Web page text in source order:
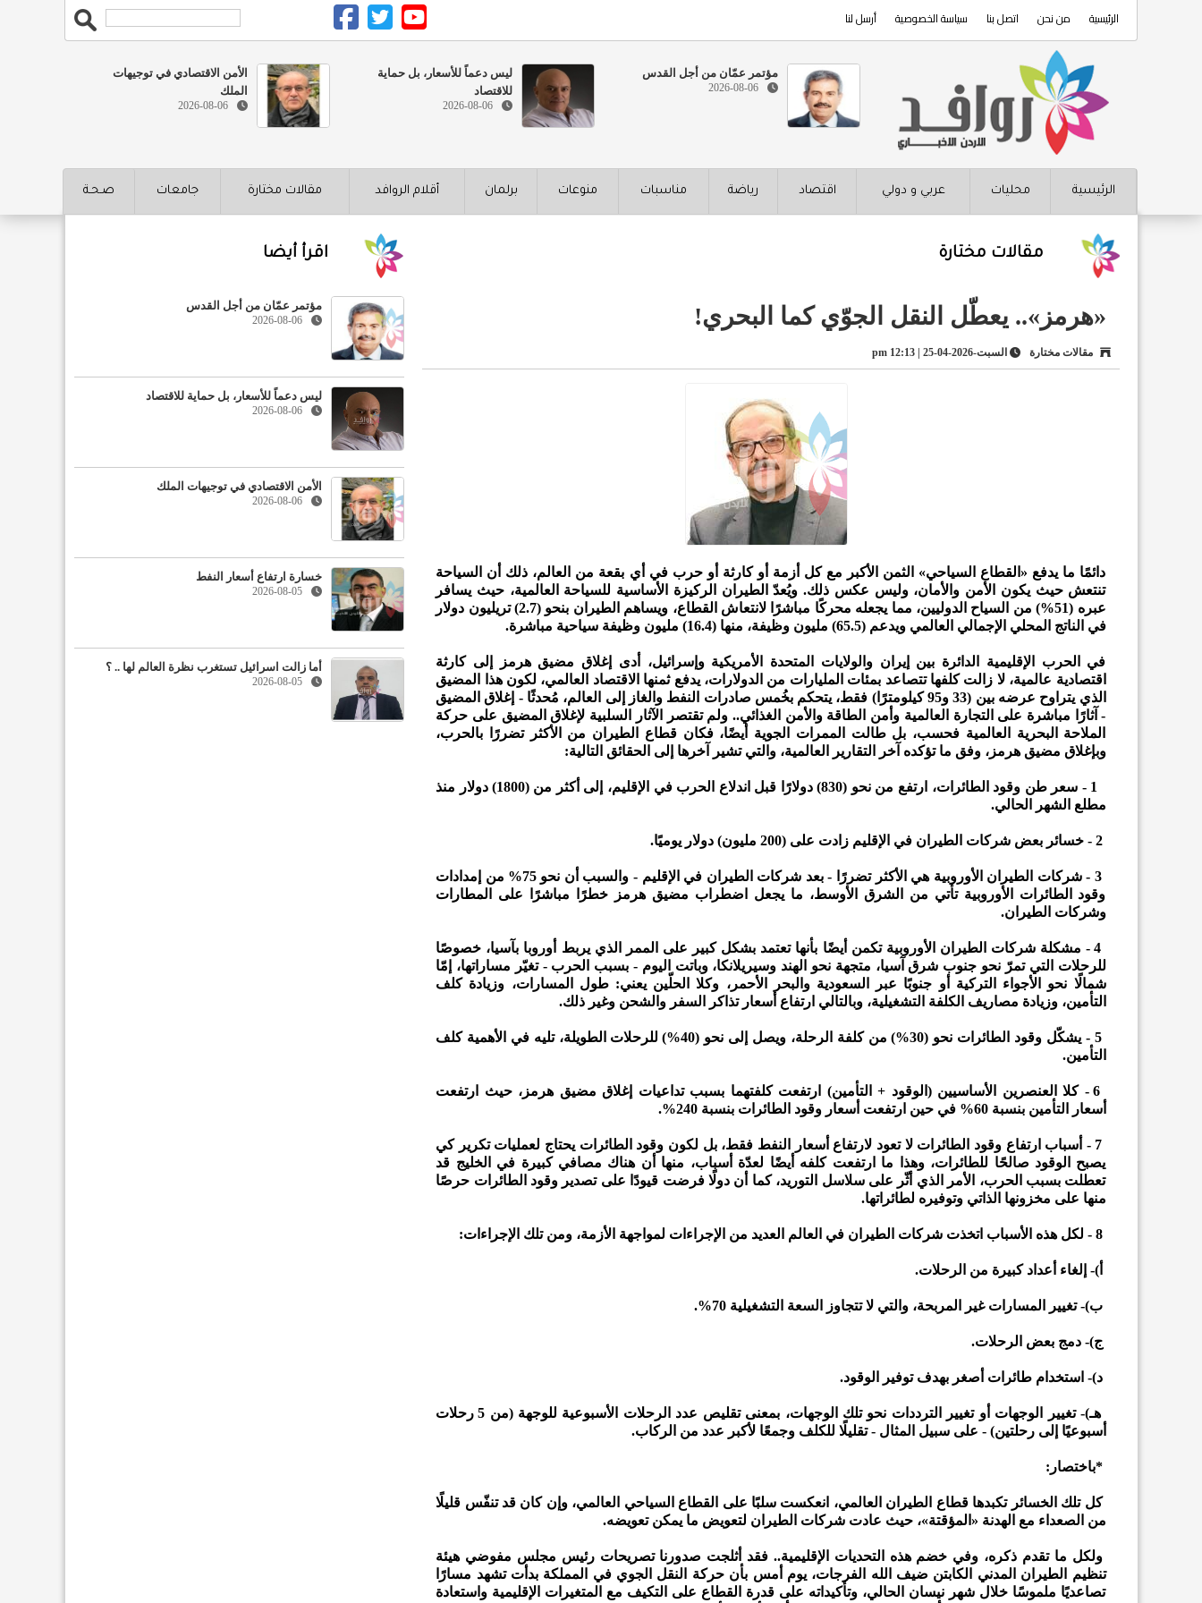
الرئيسية من نحن اتصل بنا سياسة الخصوصية أرسل لنا
مؤتمر عمّان من أجل القدس
2026-08-06
ليس دعماً للأسعار، بل حماية
للاقتصاد
2026-08-06
الأمن الاقتصادي في توجيهات
الملك
2026-08-06
الرئيسية محليات عربي و دولي اقتصاد رياضة مناسبات منوعات برلمان أقلام الروافد مقالات مختارة جامعات صـحـة
مقالات مختارة
«هرمز».. يعطّل النقل الجوّي كما البحري!
مقالات مختارة السبت-2026-04-25 | 12:13 pm
دائمًا ما يدفع «القطاع السياحي» الثمن الأكبر مع كل أزمة أو كارثة أو حرب في أي بقعة من العالم، ذلك أن السياحة
تنتعش حيث يكون الأمن والأمان، وليس عكس ذلك. ويُعدّ الطيران الركيزة الأساسية للسياحة العالمية، حيث يسافر
عبره (51%) من السياح الدوليين، مما يجعله محركًا مباشرًا لانتعاش القطاع، ويساهم الطيران بنحو (2.7) تريليون دولار
في الناتج المحلي الإجمالي العالمي ويدعم (65.5) مليون وظيفة، منها (16.4) مليون وظيفة سياحية مباشرة.
في الحرب الإقليمية الدائرة بين إيران والولايات المتحدة الأمريكية وإسرائيل، أدى إغلاق مضيق هرمز إلى كارثة
اقتصادية عالمية، لا زالت كلفها تتصاعد بمئات المليارات من الدولارات، يدفع ثمنها الاقتصاد العالمي، لكون هذا المضيق
الذي يتراوح عرضه بين (33 و95 كيلومترًا) فقط، يتحكم بخُمس صادرات النفط والغاز إلى العالم، مُحدثًا - إغلاق المضيق
- آثارًا مباشرة على التجارة العالمية وأمن الطاقة والأمن الغذائي.. ولم تقتصر الآثار السلبية لإغلاق المضيق على حركة
الملاحة البحرية العالمية فحسب، بل طالت الممرات الجوية أيضًا، فكان قطاع الطيران من الأكثر تضررًا بالحرب،
وبإغلاق مضيق هرمز، وفق ما تؤكده آخر التقارير العالمية، والتي تشير آخرها إلى الحقائق التالية:
1 - سعر طن وقود الطائرات، ارتفع من نحو (830) دولارًا قبل اندلاع الحرب في الإقليم، إلى أكثر من (1800) دولار منذ
مطلع الشهر الحالي.
2 - خسائر بعض شركات الطيران في الإقليم زادت على (200 مليون) دولار يوميًا.
3 - شركات الطيران الأوروبية هي الأكثر تضررًا - بعد شركات الطيران في الإقليم - والسبب أن نحو 75% من إمدادات
وقود الطائرات الأوروبية تأتي من الشرق الأوسط، ما يجعل اضطراب مضيق هرمز خطرًا مباشرًا على المطارات
وشركات الطيران.
4 - مشكلة شركات الطيران الأوروبية تكمن أيضًا بأنها تعتمد بشكل كبير على الممر الذي يربط أوروبا بآسيا، خصوصًا
للرحلات التي تمرّ نحو جنوب شرق آسيا، متجهة نحو الهند وسيريلانكا، وباتت اليوم - بسبب الحرب - تغيّر مساراتها، إمّا
شمالًا نحو الأجواء التركية أو جنوبًا عبر السعودية والبحر الأحمر، وكلا الحلّين يعني: طول المسارات، وزيادة كلف
التأمين، وزيادة مصاريف الكلفة التشغيلية، وبالتالي ارتفاع أسعار تذاكر السفر والشحن وغير ذلك.
5 - يشكّل وقود الطائرات نحو (30%) من كلفة الرحلة، ويصل إلى نحو (40%) للرحلات الطويلة، تليه في الأهمية كلف
التأمين.
6 - كلا العنصرين الأساسيين (الوقود + التأمين) ارتفعت كلفتهما بسبب تداعيات إغلاق مضيق هرمز، حيث ارتفعت
أسعار التأمين بنسبة 60% في حين ارتفعت أسعار وقود الطائرات بنسبة 240%.
7 - أسباب ارتفاع وقود الطائرات لا تعود لارتفاع أسعار النفط فقط، بل لكون وقود الطائرات يحتاج لعمليات تكرير كي
يصبح الوقود صالحًا للطائرات، وهذا ما ارتفعت كلفه أيضًا لعدّة أسباب، منها أن هناك مصافي كبيرة في الخليج قد
تعطلت بسبب الحرب، الأمر الذي أثّر على سلاسل التوريد، كما أن دولًا فرضت قيودًا على تصدير وقود الطائرات حرصًا
منها على مخزونها الذاتي وتوفيره لطائراتها.
8 - لكل هذه الأسباب اتخذت شركات الطيران في العالم العديد من الإجراءات لمواجهة الأزمة، ومن تلك الإجراءات:
أ)- إلغاء أعداد كبيرة من الرحلات.
ب)- تغيير المسارات غير المربحة، والتي لا تتجاوز السعة التشغيلية 70%.
ج)- دمج بعض الرحلات.
د)- استخدام طائرات أصغر بهدف توفير الوقود.
هـ)- تغيير الوجهات أو تغيير الترددات نحو تلك الوجهات، بمعنى تقليص عدد الرحلات الأسبوعية للوجهة (من 5 رحلات
أسبوعيًا إلى رحلتين) - على سبيل المثال - تقليلًا للكلف وجمعًا لأكبر عدد من الركاب.
*باختصار:
كل تلك الخسائر تكبدها قطاع الطيران العالمي، انعكست سلبًا على القطاع السياحي العالمي، وإن كان قد تنفّس قليلًا
من الصعداء مع الهدنة «المؤقتة»، حيث عادت شركات الطيران لتعويض ما يمكن تعويضه.
ولكل ما تقدم ذكره، وفي خضم هذه التحديات الإقليمية.. فقد أثلجت صدورنا تصريحات رئيس مجلس مفوضي هيئة
تنظيم الطيران المدني الكابتن ضيف الله الفرجات، يوم أمس بأن حركة النقل الجوي في المملكة بدأت تشهد مسارًا
تصاعديًا ملموسًا خلال شهر نيسان الحالي، وتأكيداته على قدرة القطاع على التكيف مع المتغيرات الإقليمية واستعادة
اقرأ أيضا
مؤتمر عمّان من أجل القدس
2026-08-06
ليس دعماً للأسعار، بل حماية للاقتصاد
2026-08-06
الأمن الاقتصادي في توجيهات الملك
2026-08-06
خسارة ارتفاع أسعار النفط
2026-08-05
أما زالت اسرائيل تستغرب نظرة العالم لها .. ؟
2026-08-05